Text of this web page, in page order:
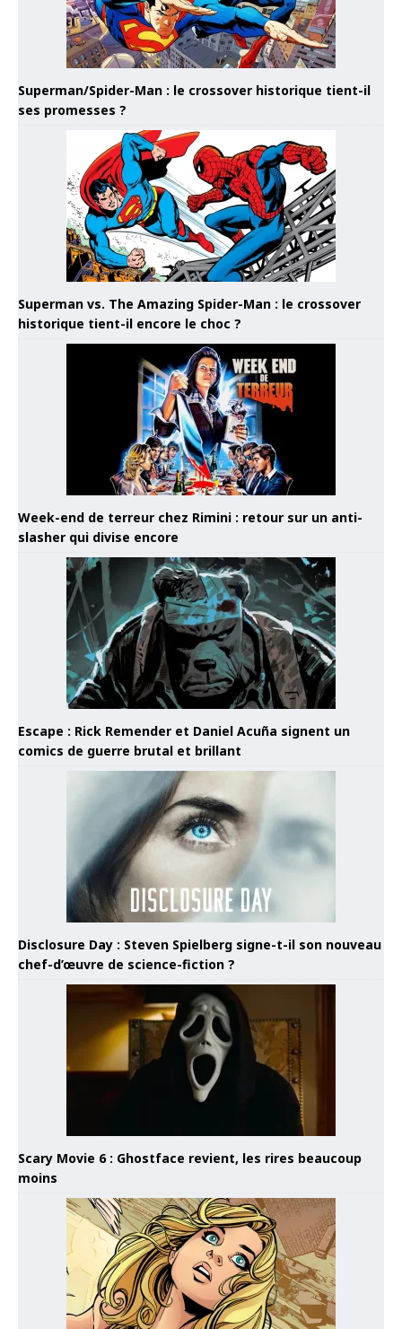
Superman/Spider-Man : le crossover historique tient-il
ses promesses ?
Superman vs. The Amazing Spider-Man : le crossover
historique tient-il encore le choc ?
Week-end de terreur chez Rimini : retour sur un anti-
slasher qui divise encore
Escape : Rick Remender et Daniel Acuña signent un
comics de guerre brutal et brillant
Disclosure Day : Steven Spielberg signe-t-il son nouveau
chef-d’œuvre de science-fiction ?
Scary Movie 6 : Ghostface revient, les rires beaucoup
moins